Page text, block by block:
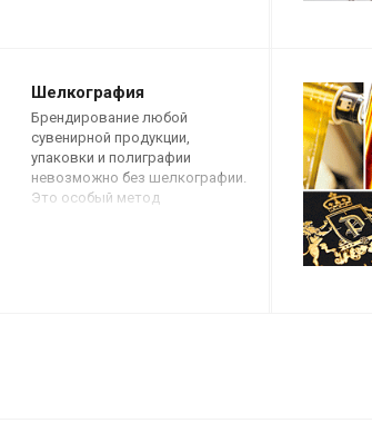
Шелкография
Брендирование любой
сувенирной продукции,
упаковки и полиграфии
невозможно без шелкографии.
Это особый метод